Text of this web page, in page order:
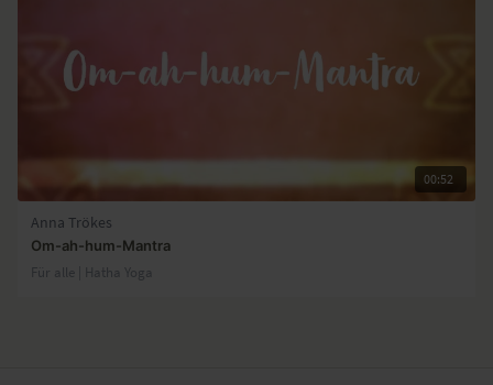
00:52
Anna Trökes
Om-ah-hum-Mantra
Für alle | Hatha Yoga